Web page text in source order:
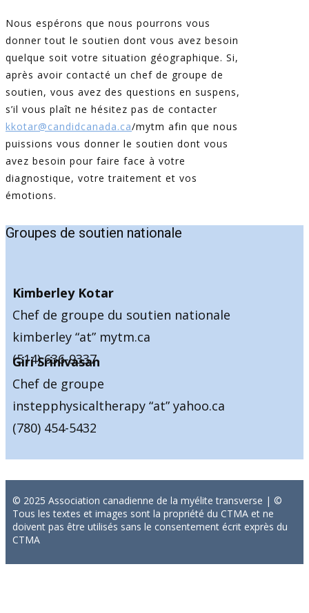
Nous espérons que nous pourrons vous
donner tout le soutien dont vous avez besoin
quelque soit votre situation géographique. Si,
après avoir contacté un chef de groupe de
soutien, vous avez des questions en suspens,
s’il vous plaît ne hésitez pas de contacter
kkotar@candidcanada.ca/mytm afin que nous
puissions vous donner le soutien dont vous
avez besoin pour faire face à votre
diagnostique, votre traitement et vos
émotions.
Groupes de soutien nationale
Kimberley Kotar
Chef de groupe du soutien nationale
kimberley “at” mytm.ca
(514) 636-9337
Giri Srinivasan
Chef de groupe
instepphysicaltherapy “at” yahoo.ca
(780) 454-5432
© 2025 Association canadienne de la myélite transverse | ©
Tous les textes et images sont la propriété du CTMA et ne
doivent pas être utilisés sans le consentement écrit exprès du
CTMA